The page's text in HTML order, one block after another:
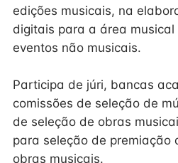
edições musicais, na
digitais para a área
eventos não musicais.
Participa de júri, bancas
comissões de seleção de
de seleção de obras
para seleção de premiação
obras musicais.